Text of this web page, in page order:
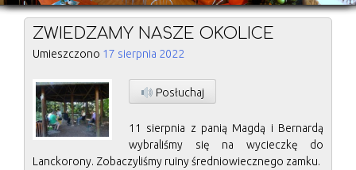
ZWIEDZAMY NASZE OKOLICE
Umieszczono 17 sierpnia 2022
Posłuchaj
11 sierpnia z panią Magdą i Bernardą
wybraliśmy się na wycieczkę do
Lanckorony. Zobaczyliśmy ruiny średniowiecznego zamku.